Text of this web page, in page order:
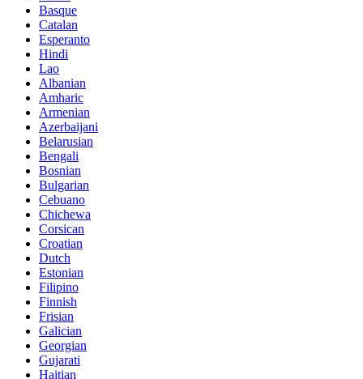
Basque
Catalan
Esperanto
Hindi
Lao
Albanian
Amharic
Armenian
Azerbaijani
Belarusian
Bengali
Bosnian
Bulgarian
Cebuano
Chichewa
Corsican
Croatian
Dutch
Estonian
Filipino
Finnish
Frisian
Galician
Georgian
Gujarati
Haitian